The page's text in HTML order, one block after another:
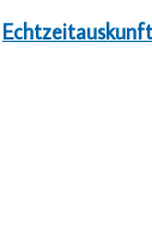
Echtzeitauskunft